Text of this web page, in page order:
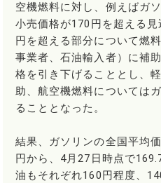
空機燃料に対し、例えばガ
小売価格が170円を超える
円を超える部分について燃
事業者、石油輸入者）に補
格を引き下げることとし、
助、航空機燃料については
ることとなった。
結果、ガソリンの全国平均
円から、4月27日時点で
油もそれぞれ160円程度、